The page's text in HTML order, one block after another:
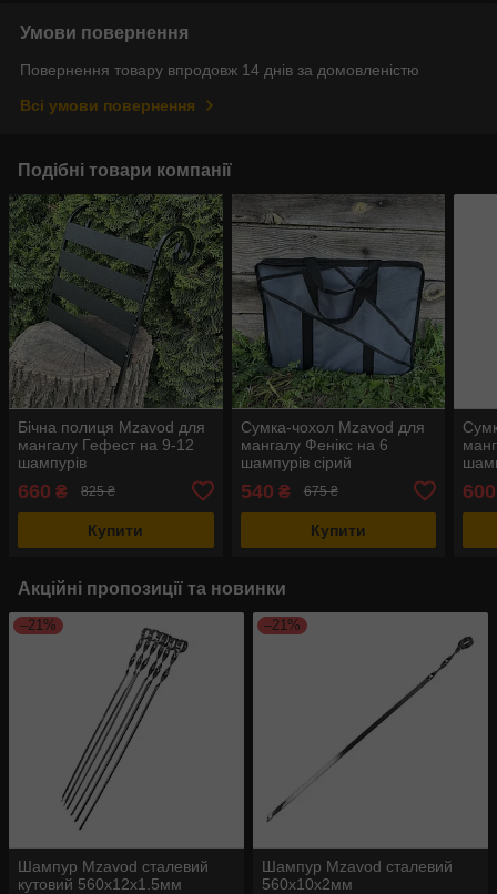
Умови повернення
Повернення товару впродовж 14 днів за домовленістю
Всі умови повернення
Подібні товари компанії
Бічна полиця Mzavod для
мангалу Гефест на 9-12
шампурів
660 ₴ 825 ₴
Купити
Сумка-чохол Mzavod для
мангалу Фенікс на 6
шампурів сірий
540 ₴ 675 ₴
Купити
600
Акційні пропозиції та новинки
–21%
Шампур Mzavod сталевий
кутовий 560х12х1.5мм
–21%
Шампур Mzavod сталевий
560х10х2мм